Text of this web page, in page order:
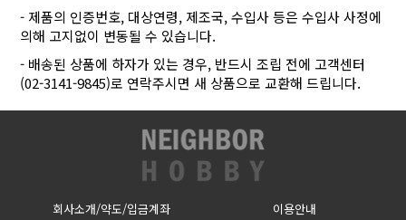
- 제품의 인증번호, 대상연령, 제조국, 수입사 등은 수입사 사정에
의해 고지없이 변동될 수 있습니다.
- 배송된 상품에 하자가 있는 경우, 반드시 조립 전에 고객센터
(02-3141-9845)로 연락주시면 새 상품으로 교환해 드립니다.
회사소개/약도/입금계좌
이용안내